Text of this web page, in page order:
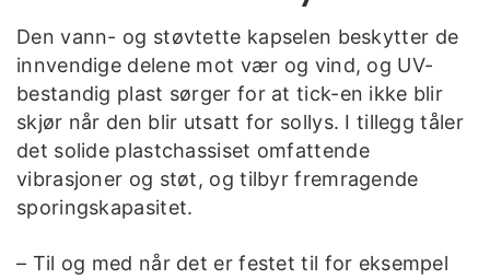
Den vann- og støvtette kapselen beskytter de
innvendige delene mot vær og vind, og UV-
bestandig plast sørger for at tick-en ikke blir
skjør når den blir utsatt for sollys. I tillegg tåler
det solide plastchassiset omfattende
vibrasjoner og støt, og tilbyr fremragende
sporingskapasitet.
– Til og med når det er festet til for eksempel